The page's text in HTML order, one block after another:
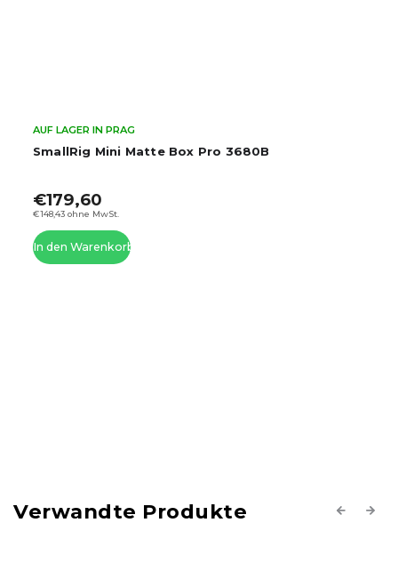
SmallRig Mini Matte Box Pro 3680B
AUF LAGER IN PRAG
€148,43 ohne MwSt.
€179,60
In den Warenkorb
Verwandte Produkte Previous
Next